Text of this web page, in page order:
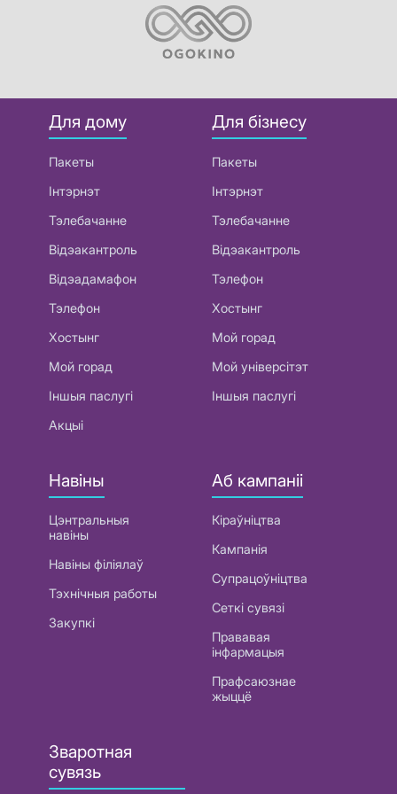
Для дому
Пакеты
Інтэрнэт
Тэлебачанне
Відэакантроль
Відэадамафон
Тэлефон
Хостынг
Мой горад
Іншыя паслугі
Акцыі
Для бізнесу
Пакеты
Інтэрнэт
Тэлебачанне
Відэакантроль
Тэлефон
Хостынг
Мой горад
Мой універсітэт
Іншыя паслугі
Навіны
Цэнтральныя
навіны
Навіны філіялаў
Тэхнічныя работы
Закупкі
Аб кампаніі
Кіраўніцтва
Кампанія
Супрацоўніцтва
Сеткі сувязі
Прававая
інфармацыя
Прафсаюзнае
жыццё
Зваротная
сувязь